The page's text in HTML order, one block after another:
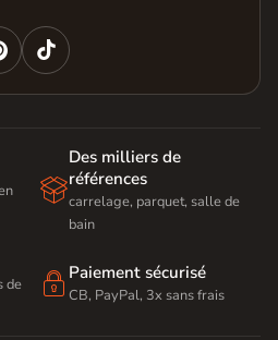

Des milliers de
références
carrelage, parquet, salle de
bain
de
 Paiement sécurisé
CB, PayPal, 3x sans frais